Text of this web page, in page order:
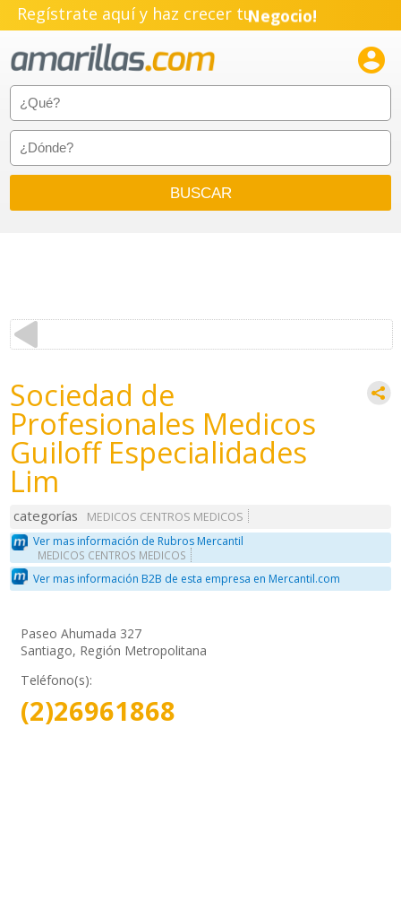
Regístrate aquí y haz crecer tuNegocio!
Emprendimiento!

Sociedad de
Profesionales Medicos
Guiloff Especialidades
Lim
categorías
MEDICOS CENTROS MEDICOS
Ver mas información de Rubros Mercantil
MEDICOS CENTROS MEDICOS
Ver mas información B2B de esta empresa en Mercantil.com
Paseo Ahumada 327
Santiago, Región Metropolitana
Teléfono(s):
(2)26961868